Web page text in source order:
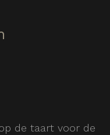
de taart voor de